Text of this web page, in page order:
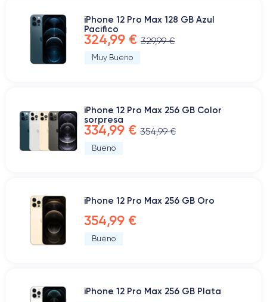
iPhone 12 Pro Max 128 GB Azul
Pacifico
324,99 € 329,99 €
Muy Bueno
iPhone 12 Pro Max 256 GB Color
sorpresa
334,99 € 354,99 €
Bueno
iPhone 12 Pro Max 256 GB Oro
354,99 €
Bueno
iPhone 12 Pro Max 256 GB Plata